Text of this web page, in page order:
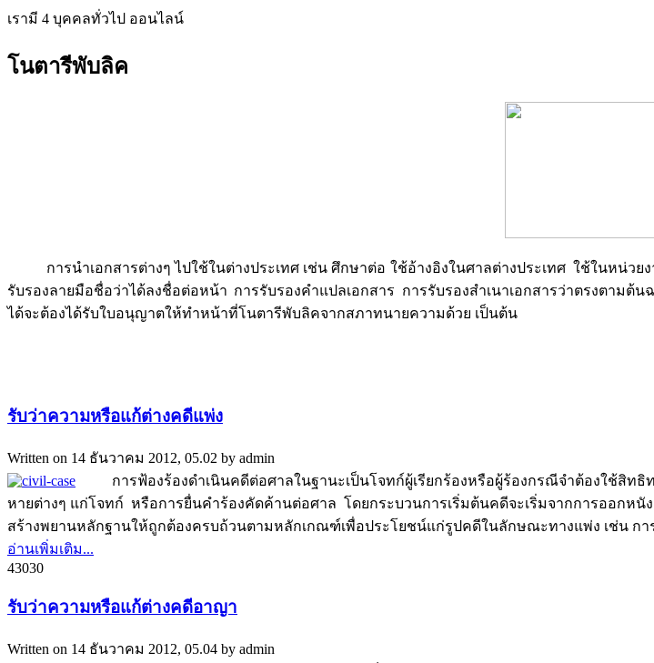
เรามี 4 บุคคลทั่วไป ออนไลน์
โนตารีพับลิค
การนำเอกสารต่างๆ ไปใช้ในต่างประเทศ เช่น ศึกษาต่อ ใช้อ้างอิงในศาลต่างประเทศ ใช้ในหน่ว
รับรองลายมือชื่อว่าได้ลงชื่อต่อหน้า การรับรองคำแปลเอกสาร การรับรองสำเนาเอกสารว่าตรงตาม
ได้จะต้องได้รับใบอนุญาตให้ทำหน้าที่โนตารีพับลิคจากสภาทนายความด้วย เป็นต้น
รับว่าความหรือแก้ต่างคดีแพ่ง
Written on 14 ธันวาคม 2012, 05.02 by admin
การฟ้องร้องดำเนินคดีต่อศาลในฐานะเป็นโจทก์ผู้เรียกร้องหรือผู้ร้องกรณีจำต้องใช้สิทธิ
หายต่างๆ แก่โจทก์ หรือการยื่นคำร้องคัดค้านต่อศาล โดยกระบวนการเริ่มต้นคดีจะเริ่มจากการออกห
สร้างพยานหลักฐานให้ถูกต้องครบถ้วนตามหลักเกณฑ์เพื่อประโยชน์แก่รูปคดีในลักษณะทางแพ่ง เช่น กา
อ่านเพิ่มเติม...
43030
รับว่าความหรือแก้ต่างคดีอาญา
Written on 14 ธันวาคม 2012, 05.04 by admin